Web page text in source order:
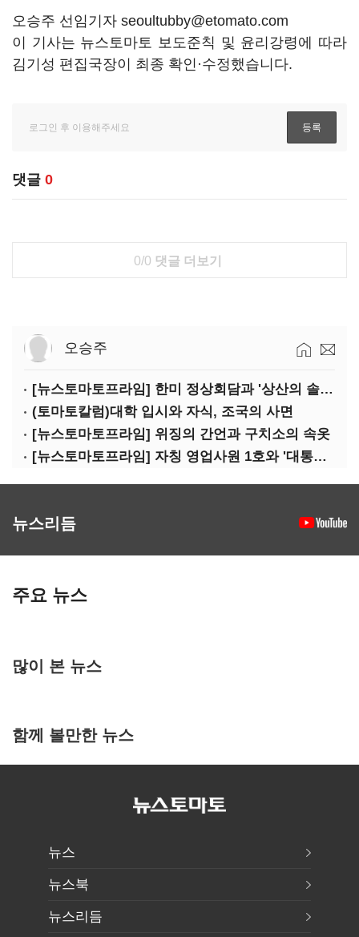
오승주 선임기자 seoultubby@etomato.com
이 기사는 뉴스토마토 보도준칙 및 윤리강령에 따라
김기성 편집국장이 최종 확인·수정했습니다.
댓글 0
0/0 댓글 더보기
오승주
[뉴스토마토프라임] 한미 정상회담과 '상산의 솔연'
(토마토칼럼)대학 입시와 자식, 조국의 사면
[뉴스토마토프라임] 위징의 간언과 구치소의 속옷
[뉴스토마토프라임] 자칭 영업사원 1호와 '대통령 집무실 사우나'
뉴스리듬
주요 뉴스
많이 본 뉴스
함께 볼만한 뉴스
뉴스
뉴스북
뉴스리듬